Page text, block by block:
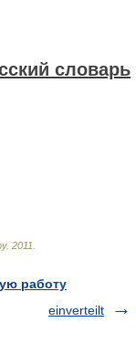
словарь
. 2011
работу
einverteilt